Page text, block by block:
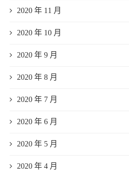
2020 年 11 月
2020 年 10 月
2020 年 9 月
2020 年 8 月
2020 年 7 月
2020 年 6 月
2020 年 5 月
2020 年 4 月